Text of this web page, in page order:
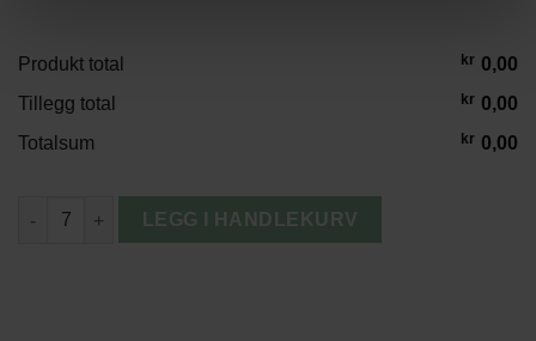
Produkt total kr 0,00
Tillegg total
kr 0,00
Totalsum
kr 0,00
Baltimore Totebag antall
LEGG I HANDLEKURV